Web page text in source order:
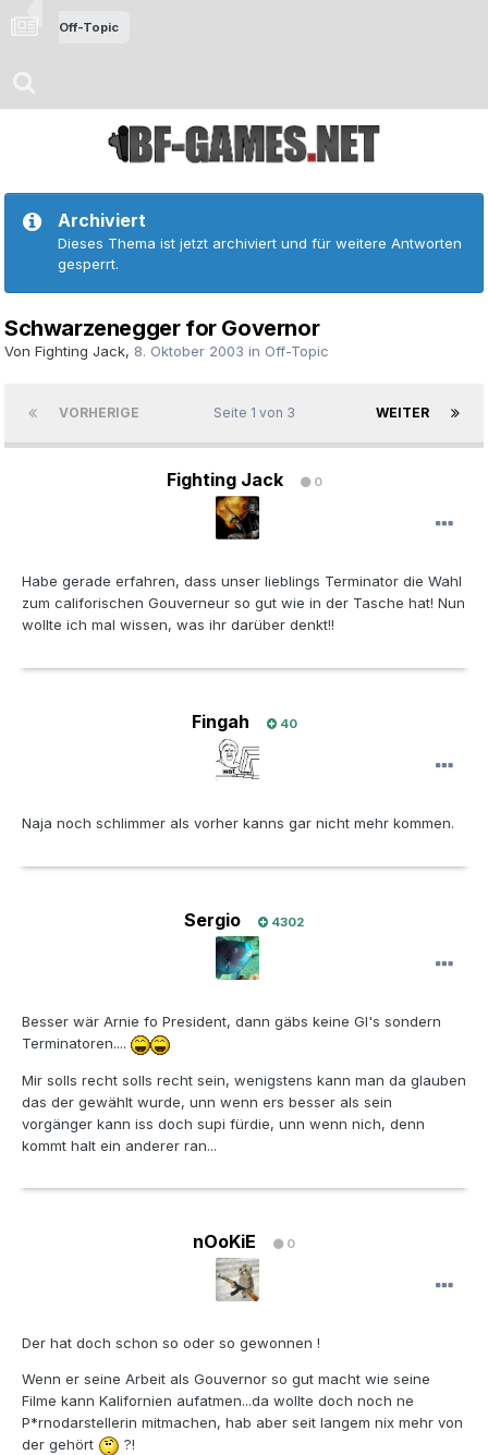
Off-Topic
Archiviert
Dieses Thema ist jetzt archiviert und für weitere Antworten
gesperrt.
Schwarzenegger for Governor
Von Fighting Jack, 8. Oktober 2003 in Off-Topic
VORHERIGE WEITER
Seite 1 von 3
Fighting Jack 0
Habe gerade erfahren, dass unser lieblings Terminator die Wahl
zum califorischen Gouverneur so gut wie in der Tasche hat! Nun
wollte ich mal wissen, was ihr darüber denkt!!
Fingah 40
Naja noch schlimmer als vorher kanns gar nicht mehr kommen.
Sergio 4302
Besser wär Arnie fo President, dann gäbs keine GI's sondern
Terminatoren....
Mir solls recht solls recht sein, wenigstens kann man da glauben
das der gewählt wurde, unn wenn ers besser als sein
vorgänger kann iss doch supi fürdie, unn wenn nich, denn
kommt halt ein anderer ran...
nOoKiE 0
Der hat doch schon so oder so gewonnen !
Wenn er seine Arbeit als Gouvernor so gut macht wie seine
Filme kann Kalifornien aufatmen...da wollte doch noch ne
P*rnodarstellerin mitmachen, hab aber seit langem nix mehr von
der gehört
?!